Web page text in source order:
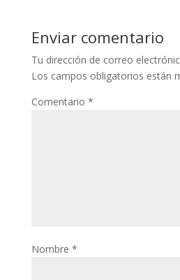
Enviar comentario
Tu dirección de correo
Los campos obligatorios están
Comentario *
Nombre *